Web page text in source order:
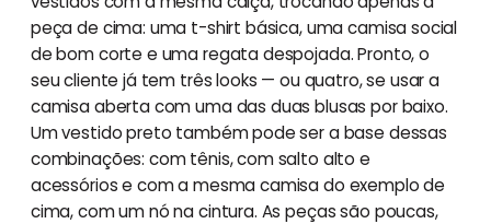
peça de cima: uma t-shirt básica, uma camisa social
de bom corte e uma regata despojada. Pronto, o
seu cliente já tem três looks — ou quatro, se usar a
camisa aberta com uma das duas blusas por baixo.
Um vestido preto também pode ser a base dessas
combinações: com tênis, com salto alto e
acessórios e com a mesma camisa do exemplo de
cima, com um nó na cintura. As peças são poucas,